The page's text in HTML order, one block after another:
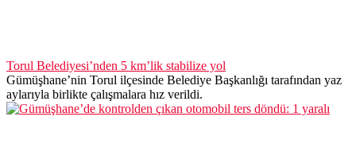
Torul Belediyesi’nden 5 km’lik stabilize yol
Gümüşhane’nin Torul ilçesinde Belediye Başkanlığı tarafından yaz
aylarıyla birlikte çalışmalara hız verildi.